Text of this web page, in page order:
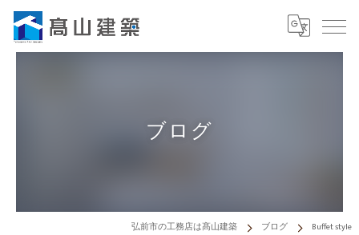
ブログ
弘前市の工務店は髙山建築 ブログ Buffet style